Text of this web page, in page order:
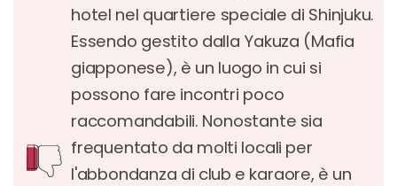
hotel nel quartiere speciale di Shinjuku.
Essendo gestito dalla Yakuza (Mafia
giapponese), è un luogo in cui si
possono fare incontri poco
raccomandabili. Nonostante sia
frequentato da molti locali per
l'abbondanza di club e karaore, è un